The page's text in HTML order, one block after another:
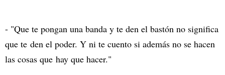
- "Que te pongan una banda y te den el bastón no significa
que te den el poder. Y ni te cuento si además no se hacen
las cosas que hay que hacer."